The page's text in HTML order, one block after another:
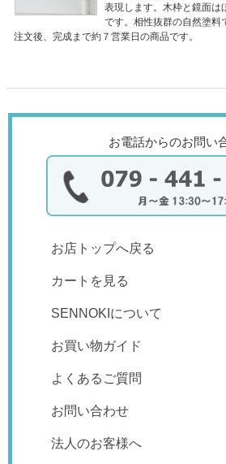
表現します。木枠と鏡面は
です。相性抜群の自然塗料
注文後、完成まで約７営業日の商品です。
お電話からのお問い
お店トップへ戻る
カートを見る
SENNOKIについて
お買い物ガイド
よくあるご質問
お問い合わせ
法人のお客様へ